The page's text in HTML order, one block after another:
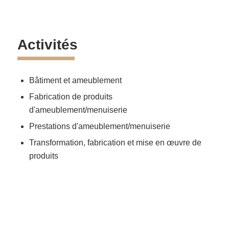
Activités
Bâtiment et ameublement
Fabrication de produits
d'ameublement/menuiserie
Prestations d'ameublement/menuiserie
Transformation, fabrication et mise en œuvre de
produits